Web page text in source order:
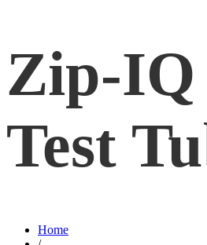
Zip-
Test
Home